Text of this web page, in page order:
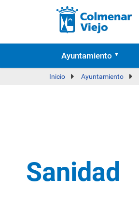
Ayuntamiento
Inicio Ayuntamiento
Sanidad